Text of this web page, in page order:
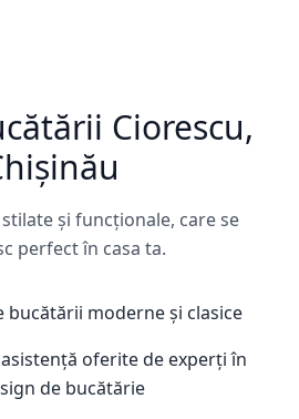
Ciorescu,
și funcționale, care se
perfect în casa ta.
bucătării moderne și clasice
oferite de experți în
de bucătărie